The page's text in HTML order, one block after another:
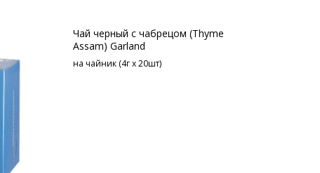
Чай черный с чабрецом (Thyme
Assam) Garland
на чайник (4г х 20шт)